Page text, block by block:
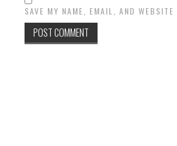
SAVE MY NAME, EMAIL, AND